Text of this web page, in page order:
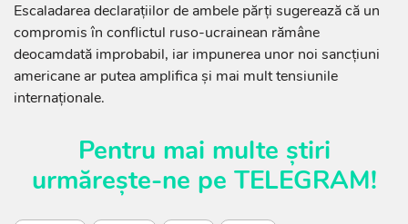
Escaladarea declarațiilor de ambele părți sugerează că un
compromis în conflictul ruso-ucrainean rămâne
deocamdată improbabil, iar impunerea unor noi sancțiuni
americane ar putea amplifica și mai mult tensiunile
internaționale.
Pentru mai multe știri
urmărește-ne pe TELEGRAM!